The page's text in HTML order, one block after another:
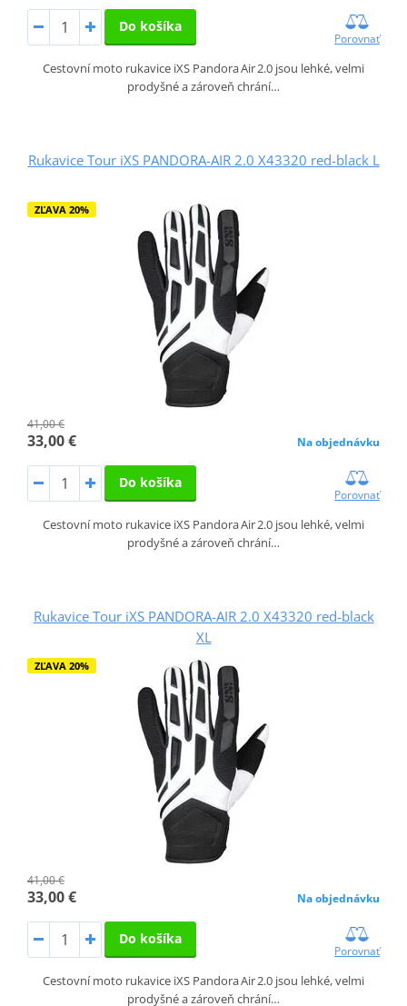
Do košíka
Porovnať
Cestovní moto rukavice iXS Pandora Air 2.0 jsou lehké, velmi
prodyšné a zároveň chrání…
Rukavice Tour iXS PANDORA-AIR 2.0 X43320 red-black L
ZĽAVA 20%
41,00 €
33,00 € Na objednávku
Do košíka
Porovnať
Cestovní moto rukavice iXS Pandora Air 2.0 jsou lehké, velmi
prodyšné a zároveň chrání…
Rukavice Tour iXS PANDORA-AIR 2.0 X43320 red-black
XL
ZĽAVA 20%
41,00 €
33,00 € Na objednávku
Do košíka
Porovnať
Cestovní moto rukavice iXS Pandora Air 2.0 jsou lehké, velmi
prodyšné a zároveň chrání…